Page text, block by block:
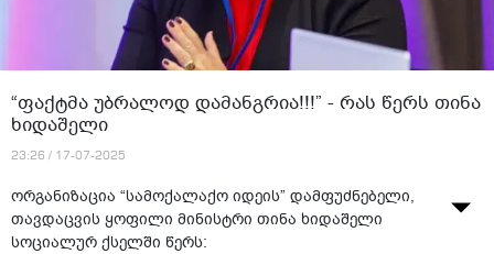
“ფაქტმა უბრალოდ დამანგრია!!!” - რას წერს თინა
ხიდაშელი
23:26 / 17-07-2025
ორგანიზაცია “სამოქალაქო იდეის” დამფუძნებელი,
თავდაცვის ყოფილი მინისტრი თინა ხიდაშელი
სოციალურ ქსელში წერს: